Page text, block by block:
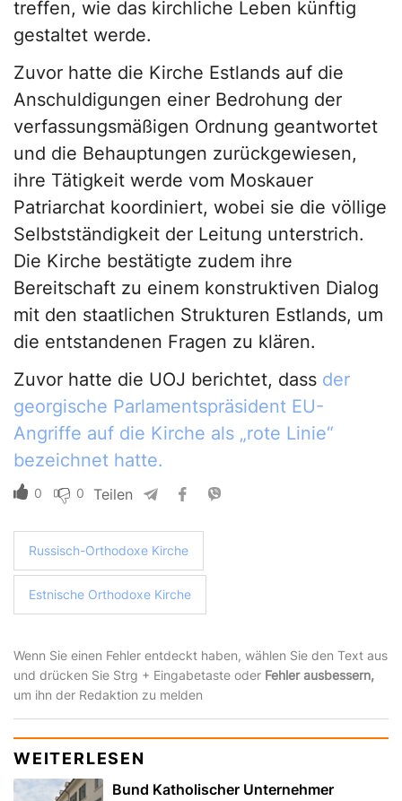
treffen, wie das kirchliche Leben künftig
gestaltet werde.
Zuvor hatte die Kirche Estlands auf die
Anschuldigungen einer Bedrohung der
verfassungsmäßigen Ordnung geantwortet
und die Behauptungen zurückgewiesen,
ihre Tätigkeit werde vom Moskauer
Patriarchat koordiniert, wobei sie die völlige
Selbstständigkeit der Leitung unterstrich.
Die Kirche bestätigte zudem ihre
Bereitschaft zu einem konstruktiven Dialog
mit den staatlichen Strukturen Estlands, um
die entstandenen Fragen zu klären.
Zuvor hatte die UOJ berichtet, dass der
georgische Parlamentspräsident EU-
Angriffe auf die Kirche als „rote Linie“
bezeichnet hatte.
0 0 Teilen
Russisch-Orthodoxe Kirche
Estnische Orthodoxe Kirche
Wenn Sie einen Fehler entdeckt haben, wählen Sie den Text aus
und drücken Sie Strg + Eingabetaste oder Fehler ausbessern,
um ihn der Redaktion zu melden
WEITERLESEN
Bund Katholischer Unternehmer